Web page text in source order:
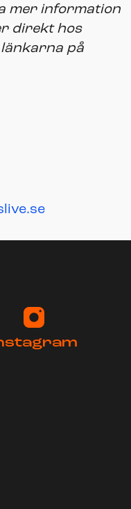
mer information
direkt hos
på